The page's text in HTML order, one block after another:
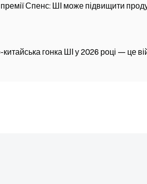
Спенс: ШІ може підвищити
гонка ШІ у 2026 році — це